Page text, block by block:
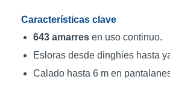
Características clave
643 amarres en uso continuo.
Esloras desde dinghies hasta
Calado hasta 6 m en